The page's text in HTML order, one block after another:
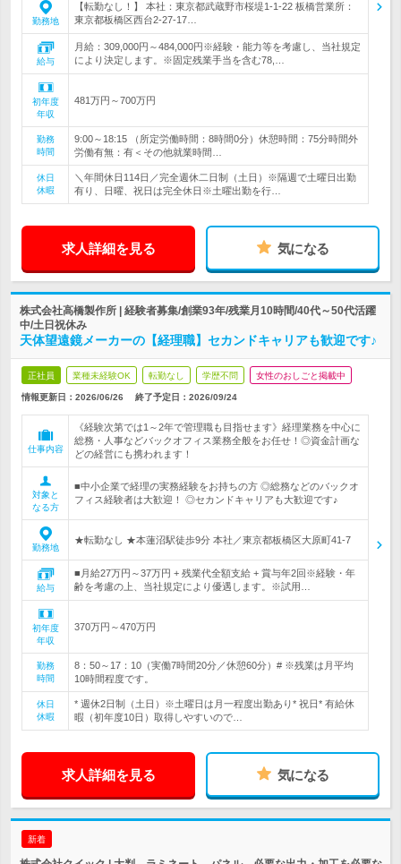
勤務地
【転勤なし！】 本社：東京都武蔵野市桜堤1-1-22 板橋営業所：
東京都板橋区西台2-27-17…
給与
月給：309,000円～484,000円※経験・能力等を考慮し、当社規定
により決定します。※固定残業手当を含む78,…
初年度
年収
481万円～700万円
勤務
時間
9:00～18:15 （所定労働時間：8時間0分）休憩時間：75分時間外
労働有無：有＜その他就業時間…
休日
休暇
＼年間休日114日／完全週休二日制（土日）※隔週で土曜日出勤
有り、日曜、祝日は完全休日※土曜出勤を行…
求人詳細を見る 気になる
株式会社高橋製作所 | 経験者募集/創業93年/残業月10時間/40代～50代活躍
中/土日祝休み
天体望遠鏡メーカーの【経理職】セカンドキャリアも歓迎です♪
正社員 業種未経験OK 転勤なし 学歴不問 女性のおしごと掲載中
情報更新日：2026/06/26 終了予定日： 2026/09/24
仕事内容
《経験次第では1～2年で管理職も目指せます》経理業務を中心に
総務・人事などバックオフィス業務全般をお任せ！◎資金計画な
どの経営にも携われます！
対象と
なる方
■中小企業で経理の実務経験をお持ちの方 ◎総務などのバックオ
フィス経験者は大歓迎！ ◎セカンドキャリアも大歓迎です♪
勤務地
★転勤なし ★本蓮沼駅徒歩9分 本社／東京都板橋区大原町41-7
給与
■月給27万円～37万円 + 残業代全額支給 + 賞与年2回※経験・年
齢を考慮の上、当社規定により優遇します。※試用…
初年度
年収
370万円～470万円
勤務
時間
8：50～17：10（実働7時間20分／休憩60分）# ※残業は月平均
10時間程度です。
休日
休暇
* 週休2日制（土日）※土曜日は月一程度出勤あり* 祝日* 有給休
暇（初年度10日）取得しやすいので…
求人詳細を見る 気になる
新着